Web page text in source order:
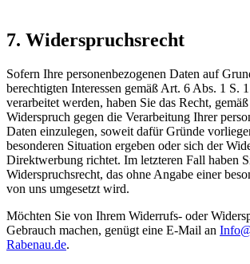
7. Widerspruchsrecht
Sofern Ihre personenbezogenen Daten auf
berechtigten Interessen gemäß Art. 6 Abs. 1 S.
verarbeitet werden, haben Sie das Recht,
Widerspruch gegen die Verarbeitung Ihrer
Daten einzulegen, soweit dafür Gründe
besonderen Situation ergeben oder sich der
Direktwerbung richtet. Im letzteren Fall haben
Widerspruchsrecht, das ohne Angabe einer
von uns umgesetzt wird.
Möchten Sie von Ihrem Widerrufs- oder
Gebrauch machen, genügt eine E-Mail an
Rabenau.de.